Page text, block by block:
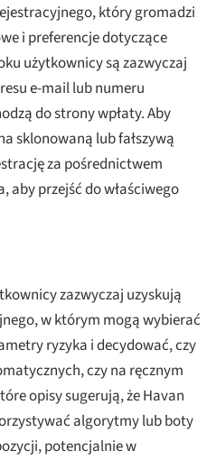
który gromadzi
i preferencje dotyczące
użytkownicy są zazwyczaj
e-mail lub numeru
do strony wpłaty. Aby
sklonowaną lub fałszywą
za pośrednictwem
aby przejść do właściwego
zazwyczaj uzyskują
w którym mogą wybierać
ryzyka i decydować, czy
czy na ręcznym
opisy sugerują, że Havan
algorytmy lub boty
potencjalnie w